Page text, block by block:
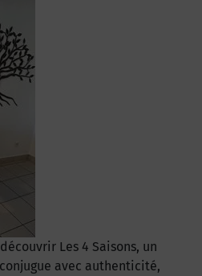
Les 4 Saisons, un
avec authenticité,